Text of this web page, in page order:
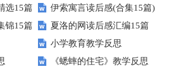
选15篇
伊索寓言读后感(合集15篇)
锦15篇
夏洛的网读后感汇编15篇
小学教育教学反思
《蟋蟀的住宅》教学反思